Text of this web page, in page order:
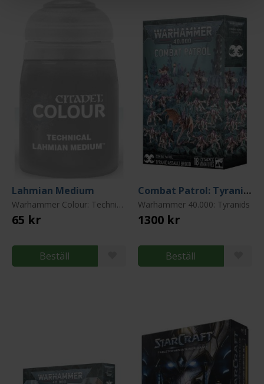
Lahmian Medium
Warhammer Colour: Technical Paint
65 kr
Beställ
Combat Patrol: Tyranid Assault Brood (2025)
Warhammer 40.000: Tyranids
1300 kr
Beställ